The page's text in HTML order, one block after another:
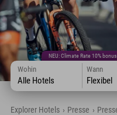
NEU: Climate Rate 10%
Wohin
Alle Hotels
Wann
Flexibel
Explorer Hotels › Presse ›